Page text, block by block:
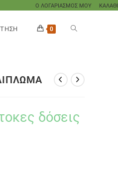
Ο ΛΟΓΑΡΙΑΣΜΟΣ ΜΟΥ ΚΑΛΑΘΙ
0
δόσεις